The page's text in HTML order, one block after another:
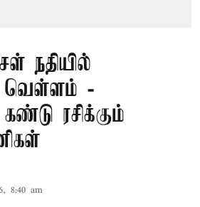
நதியில்
வெள்ளம் -
ரசிக்கும்
8:40 am